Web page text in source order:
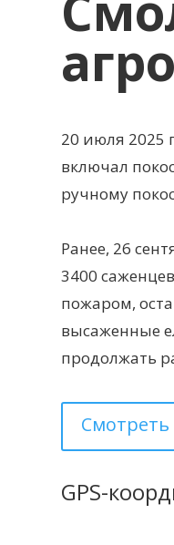
20 июля 2025
включал
ручному
Ранее, 26
3400
пожаром,
высаженные
продолжать
Смотреть
GPS-